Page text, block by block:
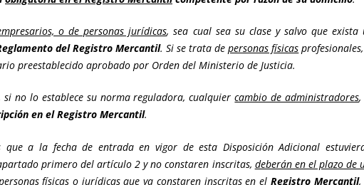
o de personas jurídicas, sea cual sea su clase y salvo que
del Registro Mercantil. Si se trata depersonas físicas
preestablecido aprobado por Orden del Ministerio de Justicia.
si no lo establece su norma reguladora, cualquiercambio de administradores
en el Registro Mercantil.
que a la fecha de entrada en vigor de esta Disposición Adicional
primero del artículo 2 y no constaren inscritas, deberán en el plazo de
físicas o jurídicas queya constaren inscritas en el Registro Mercantil,